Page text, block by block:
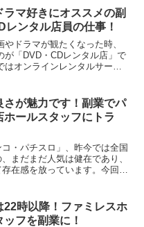
ラマ好きにオススメの副
レンタル店員の仕事！
やドラマが観たくなった時、
が「DVD・CDレンタル店」で
はオンラインレンタルサービ
だまだ有店舗サービスとして
国的に存在...
さが魅力です！副業でパ
ホールスタッフにトラ
・パチスロ」、昨今では全国
まだまだ人気は健在であり、
在感を放っています。今回は
22時以降！ファミレスホ
ッフを副業に！